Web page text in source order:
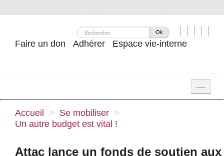
Ok
Faire un don Adhérer Espace vie-interne
Attac ?
Nos idées
Accueil > Se mobiliser >
Un autre budget est vital !
Attac lance un fonds de soutien aux